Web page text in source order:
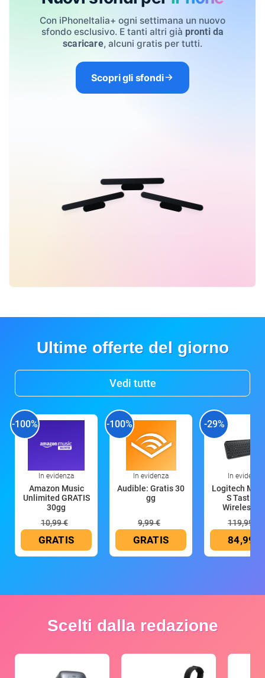
Con iPhoneItalia+ ogni settimana un nuovo
sfondo esclusivo. E tanti altri già pronti da
scaricare, alcuni gratis per tutti.
Scopri gli sfondi
Ultime offerte del giorno
Vedi tutte
-100%
In evidenza
Amazon Music
Unlimited GRATIS
30gg
10,99 €
GRATIS
-100%
In evidenza
Audible: Gratis 30
gg
9,99 €
GRATIS
-29%
In evidenza
Logitech MX
S Tastiera
Wireless
119,99 €
84,99 €
Scelti dalla redazione